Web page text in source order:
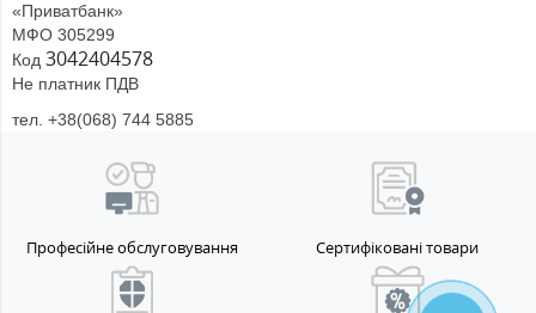
«Приватбанк»
МФО 305299
Код 3042404578
Не платник ПДВ
тел. +38(068) 744 5885
Професійне обслуговування Сертифіковані товари